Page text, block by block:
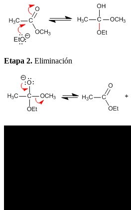
Etapa 2. Eliminación